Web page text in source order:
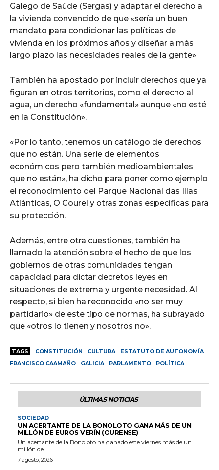
Galego de Saúde (Sergas) y adaptar el derecho a
la vivienda convencido de que «sería un buen
mandato para condicionar las políticas de
vivienda en los próximos años y diseñar a más
largo plazo las necesidades reales de la gente».
También ha apostado por incluir derechos que ya
figuran en otros territorios, como el derecho al
agua, un derecho «fundamental» aunque «no esté
en la Constitución».
«Por lo tanto, tenemos un catálogo de derechos
que no están. Una serie de elementos
económicos pero también medioambientales
que no están», ha dicho para poner como ejemplo
el reconocimiento del Parque Nacional das Illas
Atlánticas, O Courel y otras zonas específicas para
su protección.
Además, entre otra cuestiones, también ha
llamado la atención sobre el hecho de que los
gobiernos de otras comunidades tengan
capacidad para dictar decretos leyes en
situaciones de extrema y urgente necesidad. Al
respecto, si bien ha reconocido «no ser muy
partidario» de este tipo de normas, ha subrayado
que «otros lo tienen y nosotros no».
TAGS CONSTITUCIÓN CULTURA
ESTATUTO DE AUTONOMÍA
FRANCISCO CAAMAÑO
GALICIA PARLAMENTO POLÍTICA
ÚLTIMAS NOTICIAS
SOCIEDAD
UN ACERTANTE DE LA BONOLOTO GANA MÁS DE UN
MILLÓN DE EUROS VERÍN (OURENSE)
Un acertante de la Bonoloto ha ganado este viernes más de un
millón de...
7 agosto, 2026